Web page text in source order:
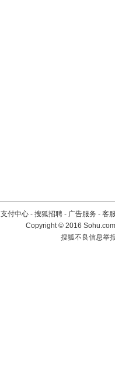
支付中心 - 搜狐招聘 - 广告服务 - 客
Copyright©2016
搜狐不良信息举